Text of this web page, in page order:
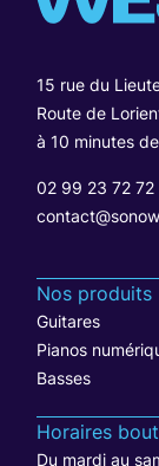
15 rue du
Route de
à 10 minutes
02 99 23 72 72
Nos produits
Guitares
Pianos
Basses
Horaires
Du mardi au